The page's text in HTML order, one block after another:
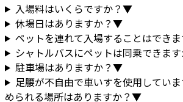
入場料はいくらですか？▼
休場日はありますか？▼
ペットを連れて入場することはできま
シャトルバスにペットは同乗できます
駐車場はありますか？▼
足腰が不自由で車いすを使用してい
められる場所はありますか？▼